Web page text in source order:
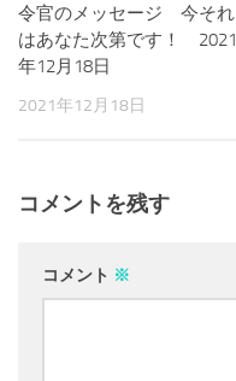
令官のメッセージ 今それ
はあなた次第です！ 2021
年12月18日
2021年12月18日
コメントを残す
コメント ※